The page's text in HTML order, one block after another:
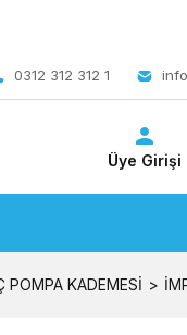
0312 312 312 1
Üye Girişi
KADEMESİ